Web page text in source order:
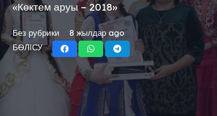
«Көктем аруы – 2018»
Без рубрики
8 жылдар ago
БӨЛІСУ